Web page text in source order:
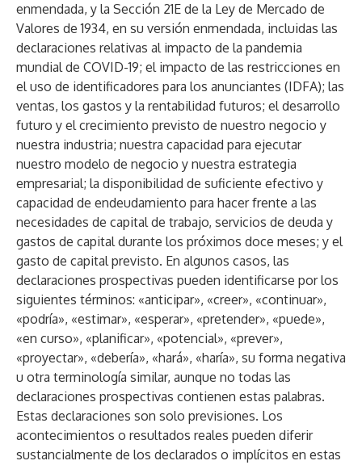
enmendada, y la Sección 21E de la Ley de Mercado de
Valores de 1934, en su versión enmendada, incluidas las
declaraciones relativas al impacto de la pandemia
mundial de COVID-19; el impacto de las restricciones en
el uso de identificadores para los anunciantes (IDFA); las
ventas, los gastos y la rentabilidad futuros; el desarrollo
futuro y el crecimiento previsto de nuestro negocio y
nuestra industria; nuestra capacidad para ejecutar
nuestro modelo de negocio y nuestra estrategia
empresarial; la disponibilidad de suficiente efectivo y
capacidad de endeudamiento para hacer frente a las
necesidades de capital de trabajo, servicios de deuda y
gastos de capital durante los próximos doce meses; y el
gasto de capital previsto. En algunos casos, las
declaraciones prospectivas pueden identificarse por los
siguientes términos: «anticipar», «creer», «continuar»,
«podría», «estimar», «esperar», «pretender», «puede»,
«en curso», «planificar», «potencial», «prever»,
«proyectar», «debería», «hará», «haría», su forma negativa
u otra terminología similar, aunque no todas las
declaraciones prospectivas contienen estas palabras.
Estas declaraciones son solo previsiones. Los
acontecimientos o resultados reales pueden diferir
sustancialmente de los declarados o implícitos en estas